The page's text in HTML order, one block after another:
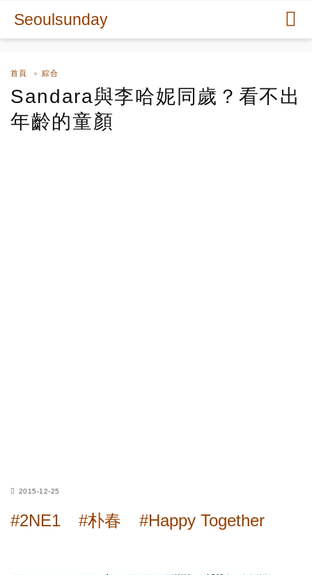
Seoulsunday
首頁 綜合
Sandara與李哈妮同歲？看不出
年齡的童顏
2015-12-25
#2NE1 #朴春 #Happy Together